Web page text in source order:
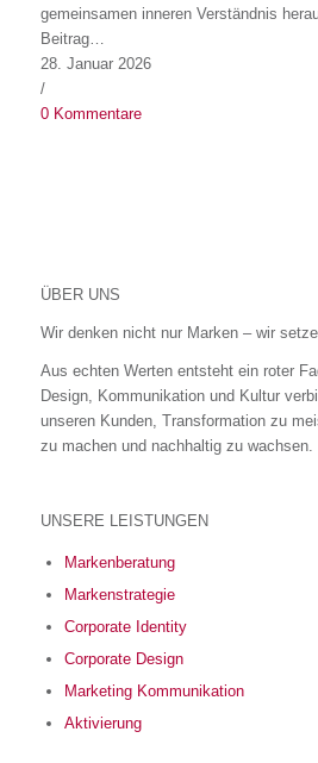
gemeinsamen inneren Verständnis
Beitrag…
28. Januar 2026
/
0 Kommentare
ÜBER UNS
Wir denken nicht nur Marken – wir
Aus echten Werten entsteht ein roter
Design, Kommunikation und Kultur
unseren Kunden, Transformation zu
zu machen und nachhaltig zu wachsen.
UNSERE LEISTUNGEN
Markenberatung
Markenstrategie
Corporate Identity
Corporate Design
Marketing Kommunikation
Aktivierung